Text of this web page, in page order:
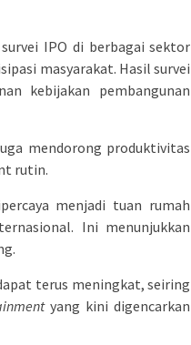
IPO di berbagai sektor
masyarakat. Hasil survei
kebijakan pembangunan
mendorong produktivitas
rutin.
menjadi tuan rumah
Ini menunjukkan
terus meningkat, seiring
yang kini digencarkan